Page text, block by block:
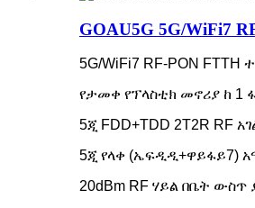
GOAU5G 5G/WiFi7
5G/WiFi7 RF-PON FTTH
የታመቀ የፕላስቲክ መኖሪያ ከ 1
5ጂ FDD+TDD 2T2R RF
5ጂ የላቀ (ኤፍዲዲ+ዋይፋይ7)
20dBm RF ሃይል በቤት